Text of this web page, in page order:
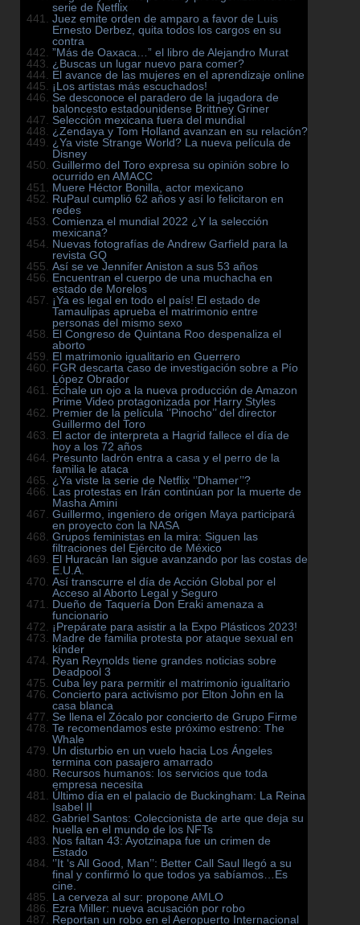
serie de Netflix
Juez emite orden de amparo a favor de Luis
Ernesto Derbez, quita todos los cargos en su
contra
”Más de Oaxaca…” el libro de Alejandro Murat
¿Buscas un lugar nuevo para comer?
El avance de las mujeres en el aprendizaje online
¡Los artistas más escuchados!
Se desconoce el paradero de la jugadora de
baloncesto estadounidense Brittney Griner
Selección mexicana fuera del mundial
¿Zendaya y Tom Holland avanzan en su relación?
¿Ya viste Strange World? La nueva película de
Disney
Guillermo del Toro expresa su opinión sobre lo
ocurrido en AMACC
Muere Héctor Bonilla, actor mexicano
RuPaul cumplió 62 años y así lo felicitaron en
redes
Comienza el mundial 2022 ¿Y la selección
mexicana?
Nuevas fotografías de Andrew Garfield para la
revista GQ
Así se ve Jennifer Aniston a sus 53 años
Encuentran el cuerpo de una muchacha en
estado de Morelos
¡Ya es legal en todo el país! El estado de
Tamaulipas aprueba el matrimonio entre
personas del mismo sexo
El Congreso de Quintana Roo despenaliza el
aborto
El matrimonio igualitario en Guerrero
FGR descarta caso de investigación sobre a Pío
López Obrador
Échale un ojo a la nueva producción de Amazon
Prime Video protagonizada por Harry Styles
Premier de la película ‘’Pinocho’’ del director
Guillermo del Toro
El actor de interpreta a Hagrid fallece el día de
hoy a los 72 años
Presunto ladrón entra a casa y el perro de la
familia le ataca
¿Ya viste la serie de Netflix ‘’Dhamer’’?
Las protestas en Irán continúan por la muerte de
Masha Amini
Guillermo, ingeniero de origen Maya participará
en proyecto con la NASA
Grupos feministas en la mira: Siguen las
filtraciones del Ejército de México
El Huracán Ian sigue avanzando por las costas de
E.U.A.
Así transcurre el día de Acción Global por el
Acceso al Aborto Legal y Seguro
Dueño de Taquería Don Eraki amenaza a
funcionario
¡Prepárate para asistir a la Expo Plásticos 2023!
Madre de familia protesta por ataque sexual en
kínder
Ryan Reynolds tiene grandes noticias sobre
Deadpool 3
Cuba ley para permitir el matrimonio igualitario
Concierto para activismo por Elton John en la
casa blanca
Se llena el Zócalo por concierto de Grupo Firme
Te recomendamos este próximo estreno: The
Whale
Un disturbio en un vuelo hacia Los Ángeles
termina con pasajero amarrado
Recursos humanos: los servicios que toda
empresa necesita
Último día en el palacio de Buckingham: La Reina
Isabel II
Gabriel Santos: Coleccionista de arte que deja su
huella en el mundo de los NFTs
Nos faltan 43: Ayotzinapa fue un crimen de
Estado
‘’It ‘s All Good, Man’’: Better Call Saul llegó a su
final y confirmó lo que todos ya sabíamos…Es
cine.
La cerveza al sur: propone AMLO
Ezra Miller: nueva acusación por robo
Reportan un robo en el Aeropuerto Internacional